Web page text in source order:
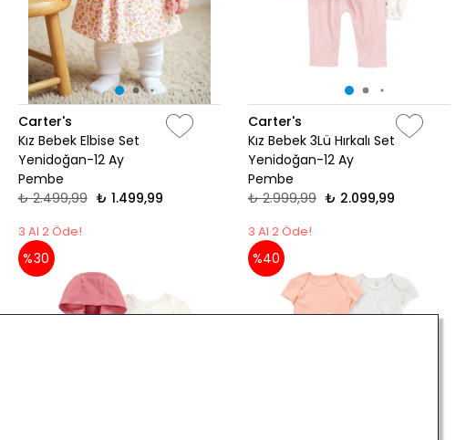
Carter's
Kız Bebek Elbise Set
Yenidoğan-12 Ay
Pembe
₺ 2.499,99 ₺ 1.499,99
3 Al 2 Öde!
Carter's
Kız Bebek 3Lü Hırkalı Set
Yenidoğan-12 Ay
Pembe
₺ 2.999,99 ₺ 2.099,99
3 Al 2 Öde!
%30 %40